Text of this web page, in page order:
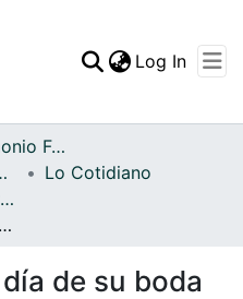
Statistics
Log In
Archivo del Patrimonio Fotográfico y Fílmico del Valle del Cauca
del Valle del Cauca
Lo Cotidiano
APFFVC - Fotos Familiares - Patrimonial
Alicia Álvarez, el día de su boda
de su boda